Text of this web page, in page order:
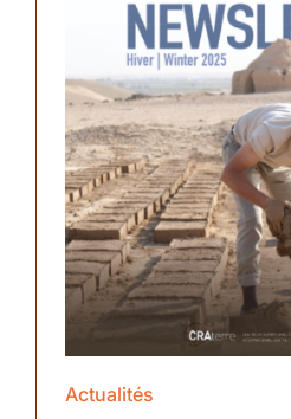
Partenariats
Actualités